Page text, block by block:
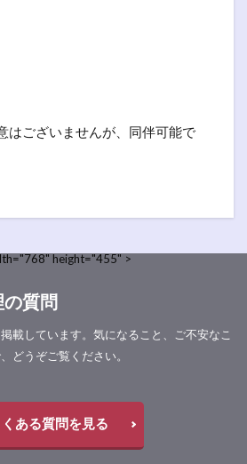
はございませんが、同伴可能で
height="455" >
質問
載しています。気になること、ご不安なこ
どうぞご覧ください。
くある質問を見る